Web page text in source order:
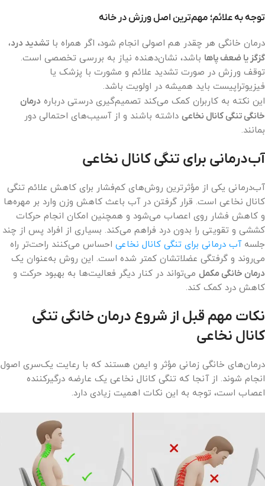
توجه به علائم؛ مهم‌ترین اصل ورزش در خانه
درمان خانگی هر چقدر هم اصولی انجام شود، اگر همراه با تشدید درد،
گزگز یا ضعف پاها باشد، نشان‌دهنده نیاز به بررسی تخصصی است.
توقف ورزش در صورت تشدید علائم و مشورت با پزشک یا
فیزیوتراپیست باید همیشه در اولویت باشد.
این نکته به کاربران کمک می‌کند تصمیم‌گیری درستی درباره درمان
خانگی تنگی کانال نخاعی داشته باشند و از آسیب‌های احتمالی دور
بمانند.
آب‌درمانی برای تنگی کانال نخاعی
آب‌درمانی یکی از مؤثرترین روش‌های کم‌فشار برای کاهش علائم تنگی
کانال نخاعی است. قرار گرفتن در آب باعث کاهش وزن وارد بر مهره‌ها
و کاهش فشار روی اعصاب می‌شود و همچنین امکان انجام حرکات
کششی و تقویتی را بدون درد فراهم می‌کند. بسیاری از افراد پس از چند
جلسهآب درمانی برای تنگی کانال نخاعی احساس می‌کنند راحت‌تر راه
می‌روند و گرفتگی عضلاتشان کمتر شده است. این روش به‌عنوان یک
درمان خانگی مکمل می‌تواند در کنار دیگر فعالیت‌ها به بهبود حرکت و
کاهش درد کمک کند.
نکات مهم قبل از شروع درمان خانگی تنگی
کانال نخاعی
درمان‌های خانگی زمانی مؤثر و ایمن هستند که با رعایت یک‌سری اصول
انجام شوند. از آنجا که تنگی کانال نخاعی یک عارضه درگیر‌کننده
اعصاب است، توجه به این نکات اهمیت زیادی دارد.